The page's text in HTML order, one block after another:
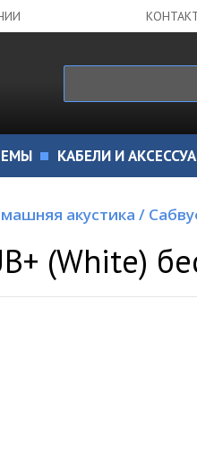
КАБЕЛИ И
акустика /
(White)